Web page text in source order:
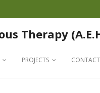
Therapy
PROJECTS CONTACT